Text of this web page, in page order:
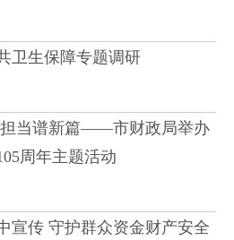
卫生保障专题调研
当谱新篇——市财政局举办
周年主题活动
宣传 守护群众资金财产安全